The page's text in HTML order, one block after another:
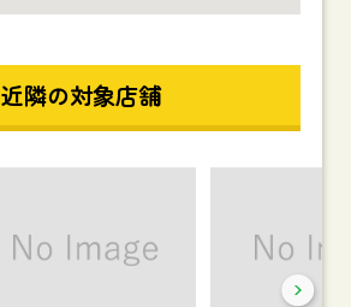
近隣の対象店舗